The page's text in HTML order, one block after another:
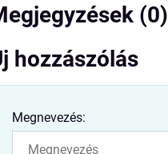
(0)
hozzászólás
Megnevezés: